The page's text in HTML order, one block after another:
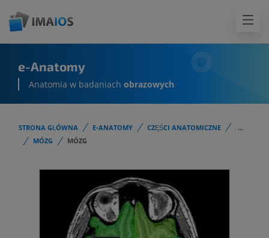
e-Anatomy
Anatomia w badaniach obrazowych
STRONA GŁÓWNA E-ANATOMY CZĘŚCI ANATOMICZNE
...
MÓZG
MÓZG